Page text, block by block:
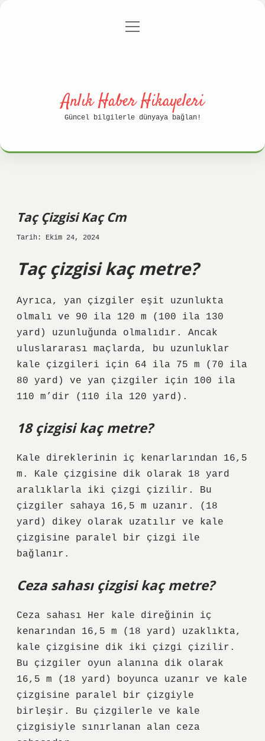
Gizlilik Politikası
menüyü
Anlık Haber Hikayeleri
Güncel bilgilerle dünyaya bağlan!
Taç Çizgisi Kaç Cm
Tarih: Ekim 24, 2024
Taç çizgisi kaç metre?
Ayrıca, yan çizgiler eşit uzunlukta
olmalı ve 90 ila 120 m (100 ila 130
yard) uzunluğunda olmalıdır. Ancak
uluslararası maçlarda, bu uzunluklar
kale çizgileri için 64 ila 75 m (70 ila
80 yard) ve yan çizgiler için 100 ila
110 m’dir (110 ila 120 yard).
18 çizgisi kaç metre?
Kale direklerinin iç kenarlarından 16,5
m. Kale çizgisine dik olarak 18 yard
aralıklarla iki çizgi çizilir. Bu
çizgiler sahaya 16,5 m uzanır. (18
yard) dikey olarak uzatılır ve kale
çizgisine paralel bir çizgi ile
bağlanır.
Ceza sahası çizgisi kaç metre?
Ceza sahası Her kale direğinin iç
kenarından 16,5 m (18 yard) uzaklıkta,
kale çizgisine dik iki çizgi çizilir.
Bu çizgiler oyun alanına dik olarak
16,5 m (18 yard) boyunca uzanır ve kale
çizgisine paralel bir çizgiyle
birleşir. Bu çizgilerle ve kale
çizgisiyle sınırlanan alan ceza